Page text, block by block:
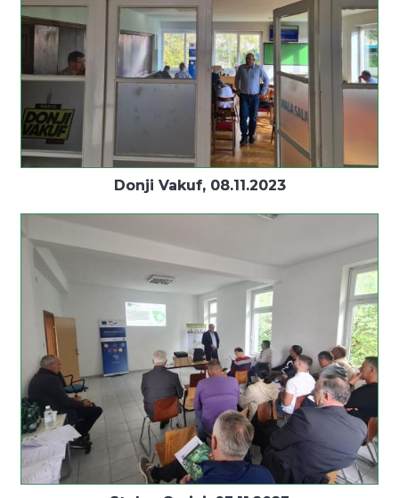
Donji Vakuf, 08.11.2023